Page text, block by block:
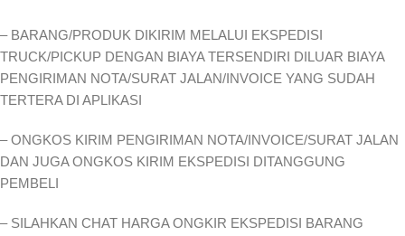
– BARANG/PRODUK DIKIRIM MELALUI EKSPEDISI
TRUCK/PICKUP DENGAN BIAYA TERSENDIRI DILUAR BIAYA
PENGIRIMAN NOTA/SURAT JALAN/INVOICE YANG SUDAH
TERTERA DI APLIKASI
– ONGKOS KIRIM PENGIRIMAN NOTA/INVOICE/SURAT JALAN
DAN JUGA ONGKOS KIRIM EKSPEDISI DITANGGUNG
PEMBELI
– SILAHKAN CHAT HARGA ONGKIR EKSPEDISI BARANG